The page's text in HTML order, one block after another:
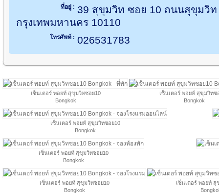
ที่อยู่ : 39 สุขุมวิท ซอย 10 ถนนสุขุมวิท
กรุงเทพมหานคร 10110
โทรศัพท์ : 026531783
เซ็นเตอร์ พอยท์ สุขุมวิทซอย10
Bongkok
เซ็นเตอร์ พอยท์ สุขุมวิทซ
Bongkok
เซ็นเตอร์ พอยท์ สุขุมวิทซอย10
Bongkok
เซ็นเตอร์ พอยท์ สุขุมวิทซอย10
Bongkok
เซ็นเตอร์ พอยท์ สุขุมวิทซอย10
Bongkok
เซ็นเตอร์ พอยท์ สุ